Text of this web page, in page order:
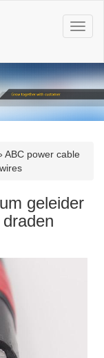
T
o
g
l
n
a
i
i
ABC power cable
geleider